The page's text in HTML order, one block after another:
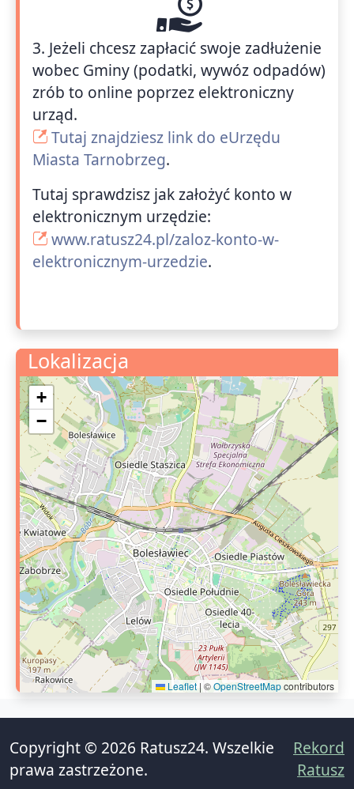
3. Jeżeli chcesz zapłacić swoje zadłużenie
wobec Gminy (podatki, wywóz odpadów)
zrób to online poprzez elektroniczny
urząd.
Tutaj znajdziesz link do eUrzędu
Miasta Tarnobrzeg.
Tutaj sprawdzisz jak założyć konto w
elektronicznym urzędzie:
www.ratusz24.pl/zaloz-konto-w-
elektronicznym-urzedzie.
Lokalizacja
+
−
Leaflet | ©OpenStreetMapcontributors
Copyright © 2026 Ratusz24. Wszelkie
prawa zastrzeżone.
Rekord
Ratusz